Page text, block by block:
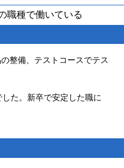
職種で働いている
整備、テストコースでテス
た。新卒で安定した職に